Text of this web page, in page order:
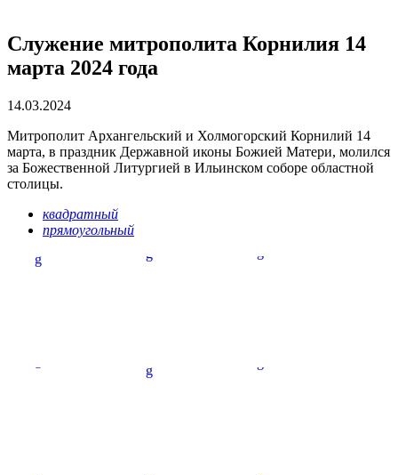
Служение митрополита Корнилия 14
марта 2024 года
14.03.2024
Митрополит Архангельский и Холмогорский Корнилий 14
марта, в праздник Державной иконы Божией Матери, молился
за Божественной Литургией в Ильинском соборе областной
столицы.
квадратный
прямоугольный